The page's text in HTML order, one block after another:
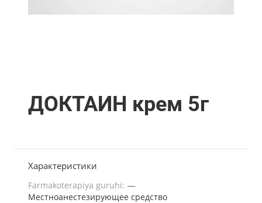
ДОКТАИН крем 5г
Характеристики
Farmakoterapiya guruhi: —
Местноанестезирующее средство